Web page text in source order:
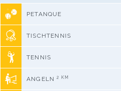
PETANQUE
TISCHTENNIS
TENNIS
ANGELN2 KM